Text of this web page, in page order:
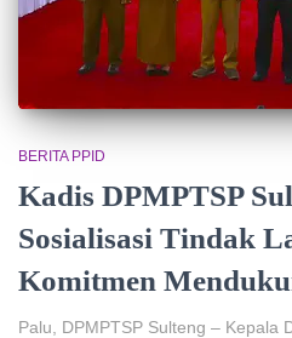
BERITA PPID
Kadis DPMPTSP
Sosialisasi Tindak
Komitmen
Palu, DPMPTSP Sulteng – Kepala